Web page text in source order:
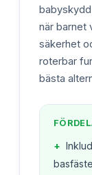
när barnet
säkerhet
roterbar
bästa
+
basfäste